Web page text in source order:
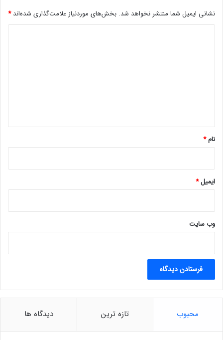
مجله خبری lastech
ت
م
نشانی ایمیل شما منتشر نخواهد شد. بخش‌های موردنیاز علامت‌گذاری شده‌اند*
نام*
ایمیل*
وب‌ سایت
محبوب تازه ترین دیدگاه ها